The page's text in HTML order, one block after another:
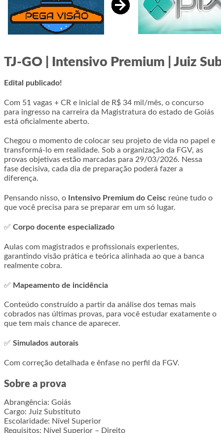
TJ-GO | Intensivo Premium | Juiz
Edital publicado!
Com 51 vagas + CR e inicial de R$ 34 mil/mês, o concurso
para ingresso na carreira da Magistratura do estado de Goiás
está oficialmente aberto.
Chegou o momento de colocar seu projeto de vida no papel e
transformá-lo em realidade. Sob a organização da FGV, as
provas objetivas estão marcadas para 29/03/2026. Nessa
fase decisiva, cada dia de preparação poderá fazer a
diferença.
Pensando nisso, o Intensivo Premium do Ceisc reúne tudo o
que você precisa para se preparar em um só lugar.
✅ Corpo docente especializado
Aulas com magistrados e profissionais experientes,
garantindo visão prática e teórica alinhada ao que a banca
realmente cobra.
✅ Mapeamento de incidência
Conteúdo construído a partir da análise dos temas mais
cobrados nas últimas provas, para você estudar exatamente o
que tem mais chance de aparecer.
✅ Simulados autorais
Com correção detalhada e ênfase no perfil da FGV.
Sobre a prova
Abrangência: Goiás
Cargo: Juiz Substituto
Escolaridade: Nível Superior
Requisitos: Nível Superior – Direito